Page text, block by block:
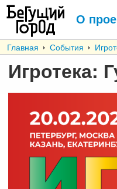
О
Главная События
Игротека: